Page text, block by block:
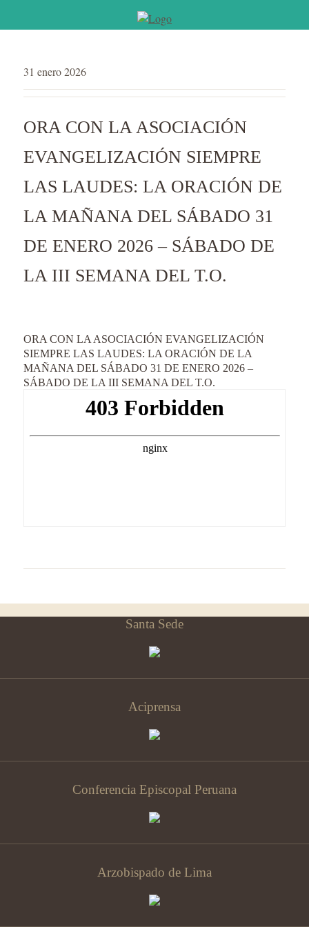
31 enero 2026
ORA CON LA ASOCIACIÓN
EVANGELIZACIÓN SIEMPRE
LAS LAUDES: LA ORACIÓN DE
LA MAÑANA DEL SÁBADO 31
DE ENERO 2026 – SÁBADO DE
LA III SEMANA DEL T.O.
ORA CON LA ASOCIACIÓN EVANGELIZACIÓN
SIEMPRE LAS LAUDES: LA ORACIÓN DE LA
MAÑANA DEL SÁBADO 31 DE ENERO 2026 –
SÁBADO DE LA III SEMANA DEL T.O.
Santa Sede
Aciprensa
Conferencia Episcopal Peruana
Arzobispado de Lima